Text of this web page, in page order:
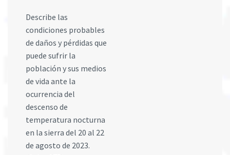
Describe las
condiciones probables
de daños y pérdidas que
puede sufrir la
población y sus medios
de vida ante la
ocurrencia del
descenso de
temperatura nocturna
en la sierra del 20 al 22
de agosto de 2023.